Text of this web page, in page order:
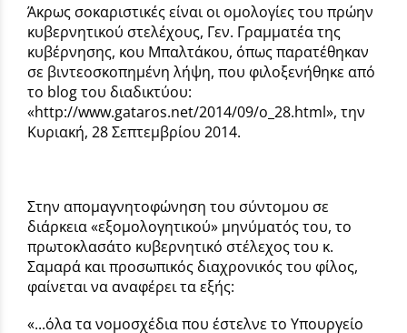
Άκρως σοκαριστικές είναι οι ομολογίες του πρώην
κυβερνητικού στελέχους, Γεν. Γραμματέα της
κυβέρνησης, κου Μπαλτάκου, όπως παρατέθηκαν
σε βιντεοσκοπημένη λήψη, που φιλοξενήθηκε από
το blog του διαδικτύου:
«http://www.gataros.net/2014/09/o_28.html», την
Κυριακή, 28 Σεπτεμβρίου 2014.
Στην απομαγνητοφώνηση του σύντομου σε
διάρκεια «εξομολογητικού» μηνύματός του, το
πρωτοκλασάτο κυβερνητικό στέλεχος του κ.
Σαμαρά και προσωπικός διαχρονικός του φίλος,
φαίνεται να αναφέρει τα εξής:
«...όλα τα νομοσχέδια που έστελνε το Υπουργείο